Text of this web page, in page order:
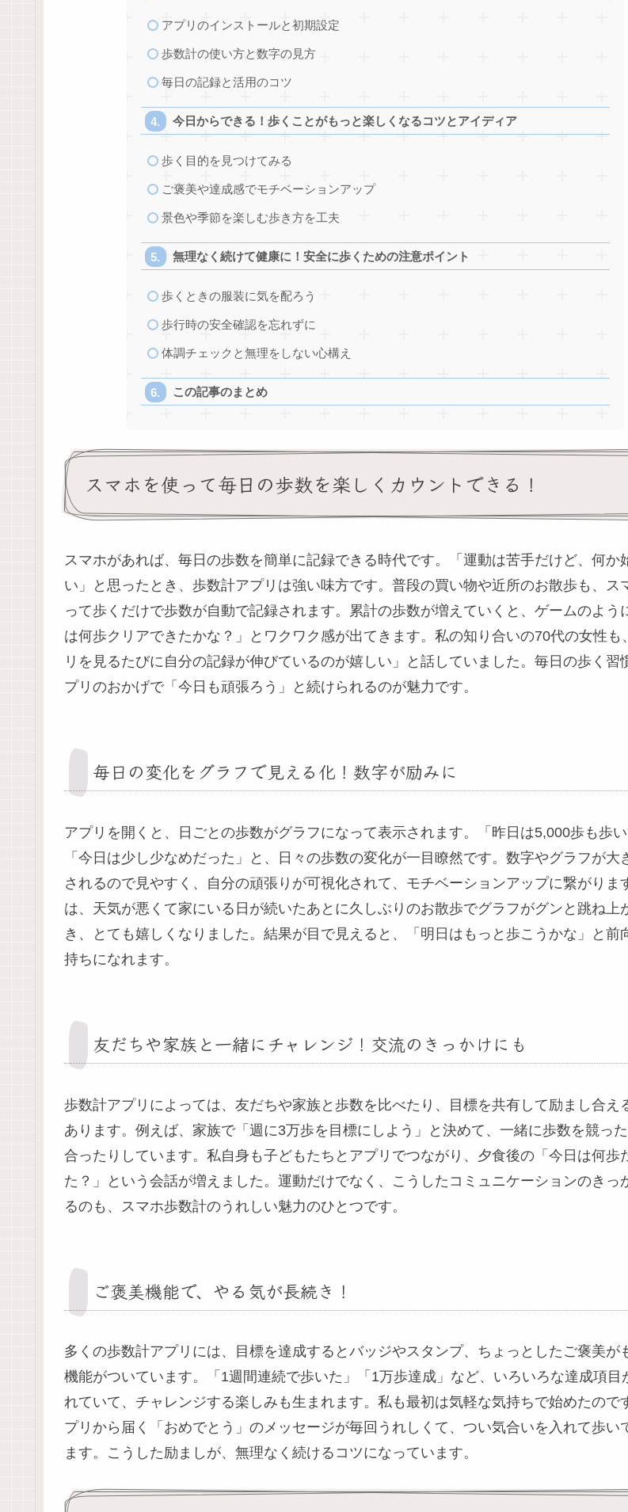
アプリのインストールと初期設定
歩数計の使い方と数字の見方
毎日の記録と活用のコツ
今日からできる！歩くことがもっと楽しくなるコツとアイディア
歩く目的を見つけてみる
ご褒美や達成感でモチベーションアップ
景色や季節を楽しむ歩き方を工夫
無理なく続けて健康に！安全に歩くための注意ポイント
歩くときの服装に気を配ろう
歩行時の安全確認を忘れずに
体調チェックと無理をしない心構え
この記事のまとめ
スマホを使って毎日の歩数を楽しくカウントできる！
スマホがあれば、毎日の歩数を簡単に記録できる時代です。「運動は苦手だけど、何か
い」と思ったとき、歩数計アプリは強い味方です。普段の買い物や近所のお散歩も、ス
って歩くだけで歩数が自動で記録されます。累計の歩数が増えていくと、ゲームのよう
は何歩クリアできたかな？」とワクワク感が出てきます。私の知り合いの70代の女性も
リを見るたびに自分の記録が伸びているのが嬉しい」と話していました。毎日の歩く習
プリのおかげで「今日も頑張ろう」と続けられるのが魅力です。
毎日の変化をグラフで見える化！数字が励みに
アプリを開くと、日ごとの歩数がグラフになって表示されます。「昨日は5,000歩も歩い
「今日は少し少なめだった」と、日々の歩数の変化が一目瞭然です。数字やグラフが大
されるので見やすく、自分の頑張りが可視化されて、モチベーションアップに繋がりま
は、天気が悪くて家にいる日が続いたあとに久しぶりのお散歩でグラフがグンと跳ね上
き、とても嬉しくなりました。結果が目で見えると、「明日はもっと歩こうかな」と前
持ちになれます。
友だちや家族と一緒にチャレンジ！交流のきっかけにも
歩数計アプリによっては、友だちや家族と歩数を比べたり、目標を共有して励まし合え
あります。例えば、家族で「週に3万歩を目標にしよう」と決めて、一緒に歩数を競っ
合ったりしています。私自身も子どもたちとアプリでつながり、夕食後の「今日は何歩
た？」という会話が増えました。運動だけでなく、こうしたコミュニケーションのきっ
るのも、スマホ歩数計のうれしい魅力のひとつです。
ご褒美機能で、やる気が長続き！
多くの歩数計アプリには、目標を達成するとバッジやスタンプ、ちょっとしたご褒美が
機能がついています。「1週間連続で歩いた」「1万歩達成」など、いろいろな達成項目
れていて、チャレンジする楽しみも生まれます。私も最初は気軽な気持ちで始めたので
プリから届く「おめでとう」のメッセージが毎回うれしくて、つい気合いを入れて歩い
ます。こうした励ましが、無理なく続けるコツになっています。